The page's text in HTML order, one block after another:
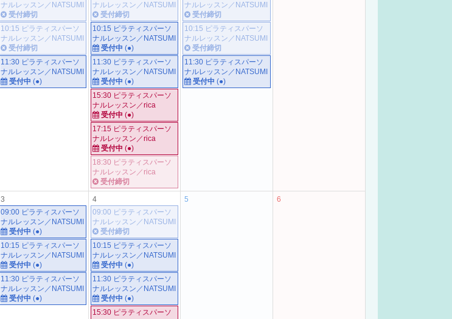
ナルレッスン／NATSUMI
受付締切
10:15 ピラティスパーソ
ナルレッスン／NATSUMI
受付締切
11:30 ピラティスパーソ
ナルレッスン／NATSUMI
受付中 (●)
ナルレッスン／NATSUMI
受付締切
10:15 ピラティスパーソ
ナルレッスン／NATSUMI
受付中 (●)
11:30 ピラティスパーソ
ナルレッスン／NATSUMI
受付中 (●)
15:30 ピラティスパーソ
ナルレッスン／rica
受付中 (●)
17:15 ピラティスパーソ
ナルレッスン／rica
受付中 (●)
18:30 ピラティスパーソ
ナルレッスン／rica
受付締切
ナルレッスン／NATSUMI
受付締切
10:15 ピラティスパーソ
ナルレッスン／NATSUMI
受付締切
11:30 ピラティスパーソ
ナルレッスン／NATSUMI
受付中 (●)
3
09:00 ピラティスパーソ
ナルレッスン／NATSUMI
受付中 (●)
10:15 ピラティスパーソ
ナルレッスン／NATSUMI
受付中 (●)
11:30 ピラティスパーソ
ナルレッスン／NATSUMI
受付中 (●)
4
09:00 ピラティスパーソ
ナルレッスン／NATSUMI
受付締切
10:15 ピラティスパーソ
ナルレッスン／NATSUMI
受付中 (●)
11:30 ピラティスパーソ
ナルレッスン／NATSUMI
受付中 (●)
15:30 ピラティスパーソ
5 6